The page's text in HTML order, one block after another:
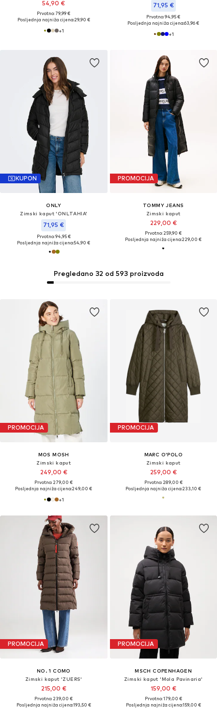
54,90 €
Prvotno: 79,99 €
Posljednja najniža cijena:29,90 €
+1
71,95 €
Prvotno: 94,95 €
Posljednja najniža cijena:63,96 €
+1
KUPON
ONLY
Zimski kaput 'ONLTAHIA'
71,95 €
Prvotno: 94,95 €
Posljednja najniža cijena:54,90 €
PROMOCIJA
TOMMY JEANS
Zimski kaput
229,00 €
Prvotno: 259,90 €
Posljednja najniža cijena:229,00 €
PROMOCIJA
MOS MOSH
Zimski kaput
249,00 €
Prvotno: 279,00 €
Posljednja najniža cijena:249,00 €
+1
PROMOCIJA
MARC O'POLO
Zimski kaput
259,00 €
Prvotno: 289,00 €
Posljednja najniža cijena:233,10 €
PROMOCIJA
NO. 1 COMO
Zimski kaput 'ZUERS'
215,00 €
Prvotno: 239,00 €
Posljednja najniža cijena:193,50 €
Pregledano 32 od 593 proizvoda
PROMOCIJA
MSCH COPENHAGEN
Zimski kaput 'Mola Pavinaria'
159,00 €
Prvotno: 179,00 €
Posljednja najniža cijena:159,00 €